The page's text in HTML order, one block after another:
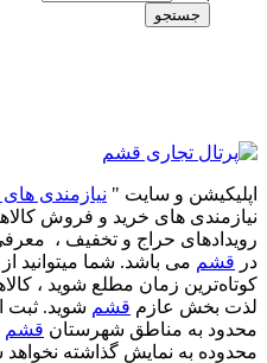
جستجو
اپلیکیشن و سایت " نیازمندی
نیازمندی های خرید و فروش
رویدادهای حراج و تخفیف ،
در قشم می باشد. شما میتوانید
کوتاه‌ترین زمان مطلع شوید ،
لذت بخش عازم قشم شوید. ثبت
محدود به مناطق شهرستان قشم
محدوده به نمایش گذاشته